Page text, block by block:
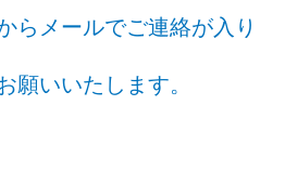
らメールでご連絡が入り
願いいたします。